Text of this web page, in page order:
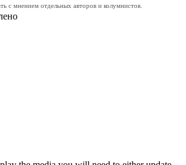
с мнением отдельных авторов и колумнистов.